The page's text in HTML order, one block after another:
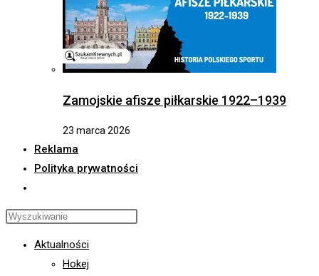
Zamojskie afisze piłkarskie 1922–1939
23 marca 2026
Reklama
Polityka prywatności
website
search
Aktualności
Hokej